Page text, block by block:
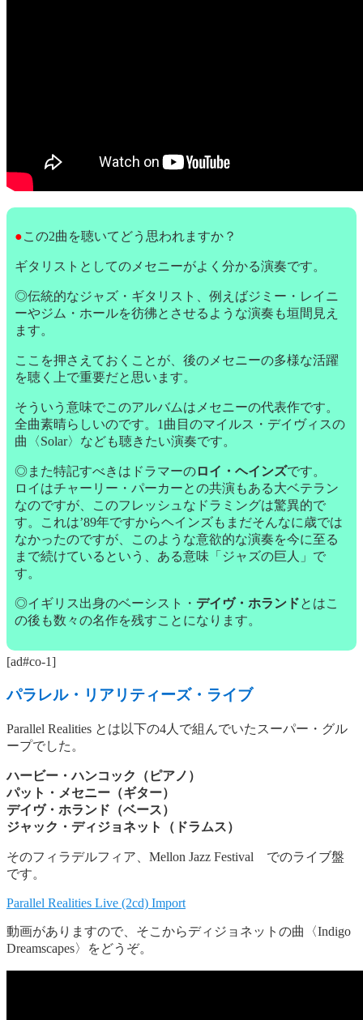
●この2曲を聴いてどう思われますか？
ギタリストとしてのメセニーがよく分かる演奏です。
◎伝統的なジャズ・ギタリスト、例えばジミー・レイニ
ーやジム・ホールを彷彿とさせるような演奏も垣間見え
ます。
ここを押さえておくことが、後のメセニーの多様な活躍
を聴く上で重要だと思います。
そういう意味でこのアルバムはメセニーの代表作です。
全曲素晴らしいのです。1曲目のマイルス・デイヴィスの
曲〈Solar〉なども聴きたい演奏です。
◎また特記すべきはドラマーのロイ・ヘインズです。
ロイはチャーリー・パーカーとの共演もある大ベテラン
なのですが、このフレッシュなドラミングは驚異的で
す。これは’89年ですからヘインズもまだそんなに歳では
なかったのですが、このような意欲的な演奏を今に至る
まで続けているという、ある意味「ジャズの巨人」で
す。
◎イギリス出身のベーシスト・ デイヴ・ホランドとはこ
の後も数々の名作を残すことになります。
[ad#co-1]
パラレル・リアリティーズ・ライブ
Parallel Realities とは以下の4人で組んでいたスーパー・グル
ープでした。
ハービー・ハンコック（ピアノ）
パット・メセニー（ギター）
デイヴ・ホランド（ベース）
ジャック・ディジョネット（ドラムス）
そのフィラデルフィア、Mellon Jazz Festival でのライブ盤
です。
Parallel Realities Live (2cd) Import
動画がありますので、そこからディジョネットの曲〈Indigo
Dreamscapes〉をどうぞ。